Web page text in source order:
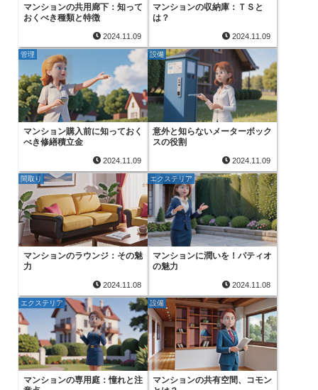
マンションの共用廊下：知って
おくべき種類と特徴
2024.11.09
マンションの収納庫：ＴＳと
は？
2024.11.09
管理
マンション購入前に知っておく
べき修繕積立金
2024.11.09
設備
意外と知らないメーターボック
スの役割
2024.11.09
間取り
マンションのラウンジ：その魅
力
2024.11.08
エクステリア
マンションに潤いを！パティオ
の魅力
2024.11.08
エクステリア
マンションの専用庭：憧れと注
設備
マンションの共有空間、コモン